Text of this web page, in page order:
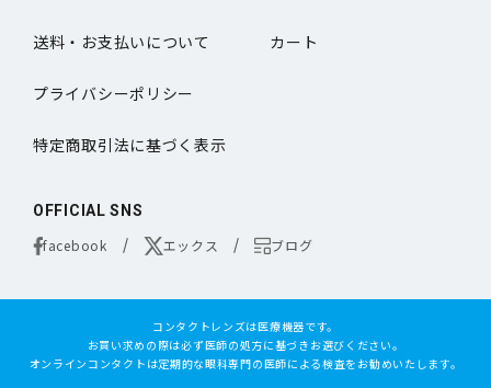
送料・お支払いについて カート
プライバシーポリシー
特定商取引法に基づく表示
OFFICIAL SNS
facebook エックス ブログ
コンタクトレンズは医療機器です。
お買い求めの際は必ず医師の処方に基づきお選びください。
オンラインコンタクトは定期的な眼科専門の医師による検査をお勧めいたします。